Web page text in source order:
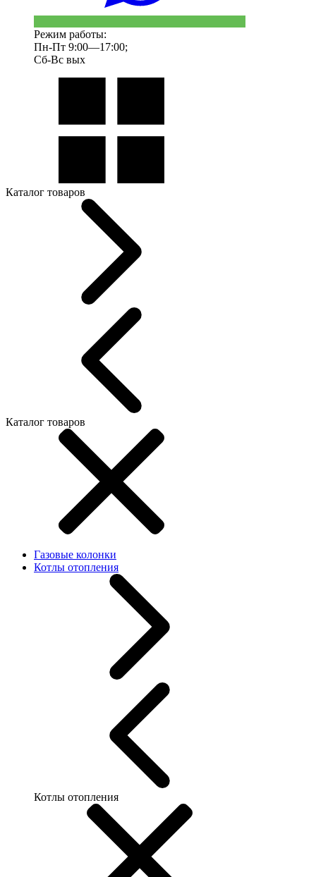
Режим работы:
Пн-Пт 9:00—17:00;
Сб-Вс вых
Каталог товаров
Каталог товаров
Газовые колонки
Котлы отопления
Котлы отопления